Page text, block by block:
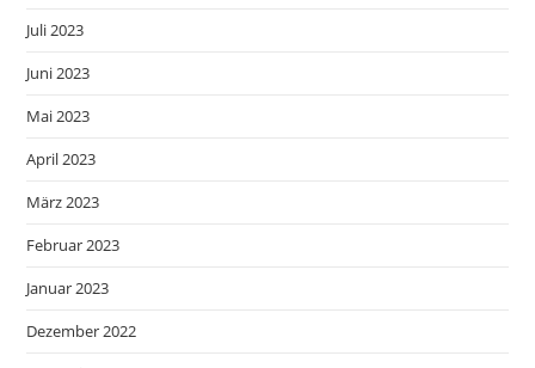
Juli 2023
Juni 2023
Mai 2023
April 2023
März 2023
Februar 2023
Januar 2023
Dezember 2022